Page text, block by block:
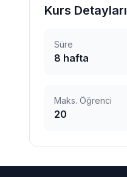
Kurs Detayları
Süre
8 hafta
Maks. Öğrenci
20